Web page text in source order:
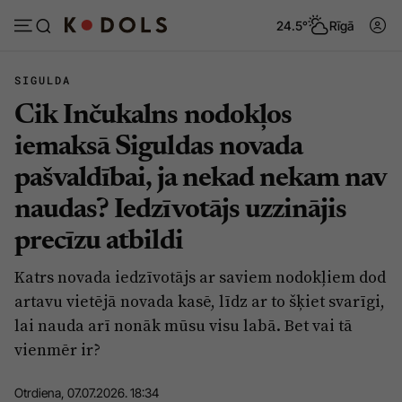
24.5° Rīgā
Abonēt Pieslēgties
Ziņas
Politika
Pašvaldības
Veselība
Ģimene
Vide
Tēmas
Viedokļi
Krimināli
SIGULDA
Cik Inčukalns nodokļos
iemaksā Siguldas novada
pašvaldībai, ja nekad nekam nav
naudas? Iedzīvotājs uzzinājis
precīzu atbildi
Katrs novada iedzīvotājs ar saviem nodokļiem dod
artavu vietējā novada kasē, līdz ar to šķiet svarīgi,
lai nauda arī nonāk mūsu visu labā. Bet vai tā
vienmēr ir?
Otrdiena, 07.07.2026. 18:34